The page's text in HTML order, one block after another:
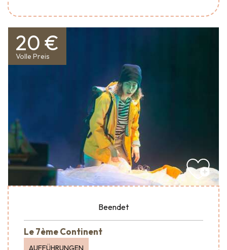
20 €
Volle Preis
Beendet
Le 7ème Continent
AUFFÜHRUNGEN